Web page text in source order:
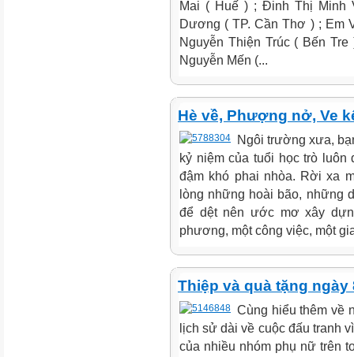
Mai ( Huế ) ; Đinh Thị Minh
Dương ( TP. Cần Thơ ) ; Em
Nguyễn Thiện Trúc ( Bến
Nguyễn Mến (...
Hè về, Phượng nở, Ve
Ngôi trường xưa,
kỷ niệm của tuổi học trò
đậm khó phai nhòa. Rời xa
lòng những hoài bão, những
để dệt nên ước mơ xây
phương, một công việc, một
Thiệp và quà tặng ngày
Cùng hiểu thêm về
lịch sử dài về cuộc đấu tranh
của nhiều nhóm phụ nữ trên